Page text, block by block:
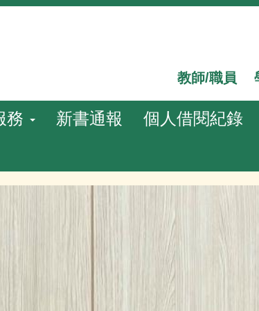
教師/職員
務 新書通報
個人借閱紀錄